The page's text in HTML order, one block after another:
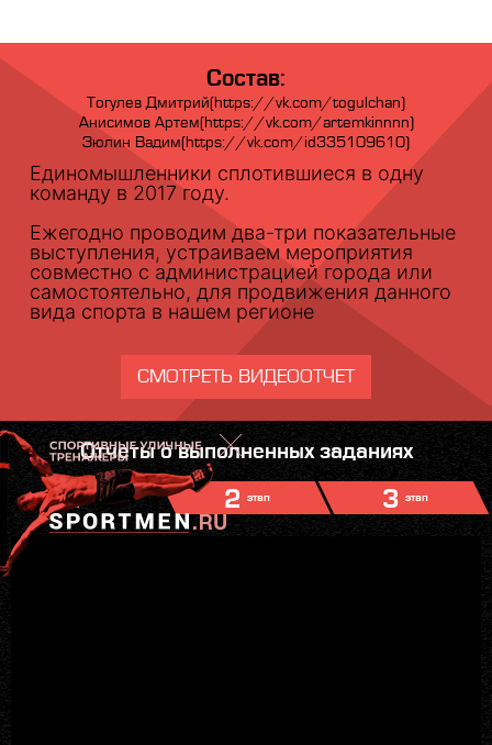
Состав:
Тогулев Дмитрий(https://vk.com/togulchan)
Анисимов Артем(https://vk.com/artemkinnnn)
Зюлин Вадим(https://vk.com/id335109610)
Единомышленники сплотившиеся в одну
команду в 2017 году.
Ежегодно проводим два-три показательные
выступления, устраиваем мероприятия
совместно с администрацией города или
самостоятельно, для продвижения данного
вида спорта в нашем регионе
СМОТРЕТЬ ВИДЕООТЧЕТ
Отчеты о выполненных заданиях
1 этап 2 этап 3 этап